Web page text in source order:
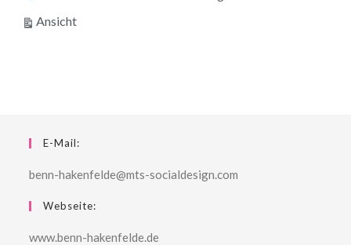
Ansichtausdrucken
E-Mail:
benn-hakenfelde@mts-socialdesign.com
Webseite:
www.benn-hakenfelde.de